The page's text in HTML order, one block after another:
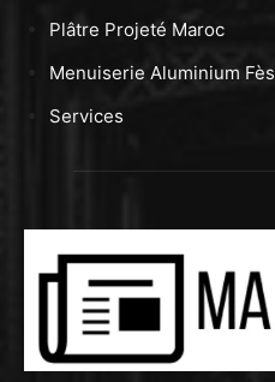
Plâtre Projeté Maroc
Menuiserie Aluminium Fès
Services